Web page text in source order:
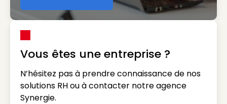
Vous êtes une entreprise ?
N’hésitez pas à prendre connaissance de nos
solutions RH ou à contacter notre agence
Synergie.